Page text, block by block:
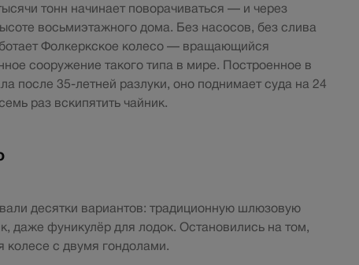
тонн начинает поворачиваться — и через
восьмиэтажного дома. Без насосов, без слива
Фолкеркское колесо — вращающийся
сооружение такого типа в мире. Построенное в
после 35-летней разлуки, оно поднимает суда на 24
раз вскипятить чайник.
десятки вариантов: традиционную шлюзовую
даже фуникулёр для лодок. Остановились на том,
с двумя гондолами.